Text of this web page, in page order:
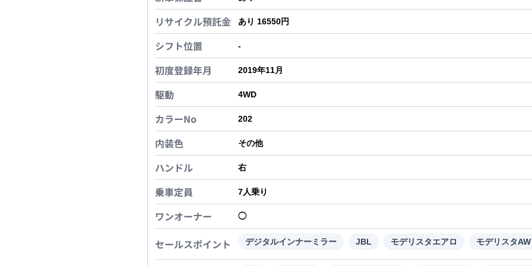
リサイクル預託金 あり 16550円
シフト位置 -
初度登録年月 2019年11月
駆動 4WD
カラーNo 202
内装色 その他
ハンドル 右
乗車定員 7人乗り
ワンオーナー ◯
セールスポイント デジタルインナーミラー JBL モデリスタエアロ モデリスタAW